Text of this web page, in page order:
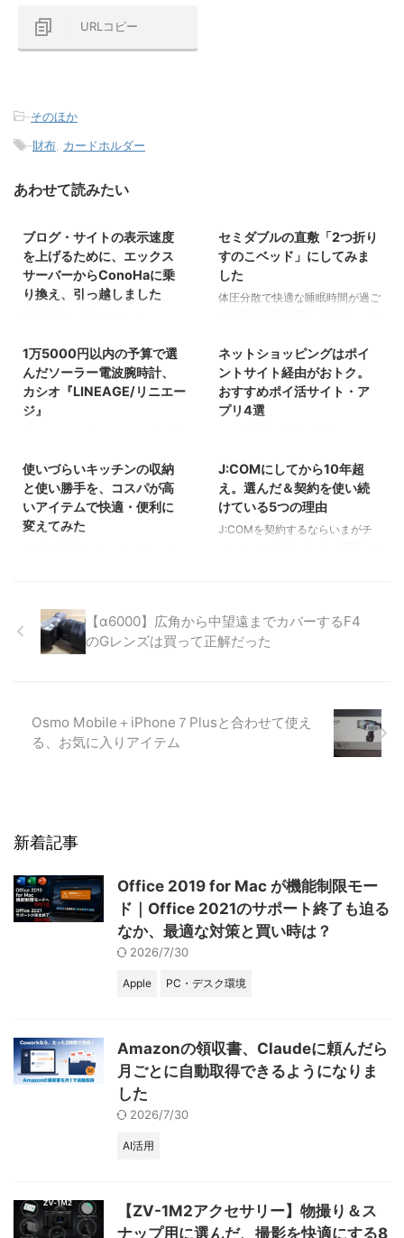
URLコピー
-そのほか
-財布 カードホルダー
あわせて読みたい
そのほか
ブログ・サイトの表示速度
を上げるために、エックス
サーバーからConoHaに乗
り換え、引っ越しました
ーからConoHa WINGに乗り換え
ました。
そのほか
セミダブルの直敷「2つ折り
すのこベッド」にしてみま
した
体圧分散で快適な睡眠時間が過ご
ームではなく、床の上に直に敷く
「すのこベッド」を購入しまし
た。 キリ材、ヒノキ材。2つ折
り、3つ折り、4つ折り、ロール
ようか迷いましたが、選んだのは
「布団が干せる軽量桐すのこベッ
ド スタンド式 セミダブル ECZ-
310」です。 なぜ、この商品にし
たのか… 簡単にまとめてみまし
そのほか
1万5000円以内の予算で選
んだソーラー電波腕時計、
カシオ『LINEAGE/リニエー
ジ』
週間もかかると言われたので、そ
の間に使用するためにもうひとつ
ぐらい買っておくかなと思い、カ
シオのタフソーラー・電波腕時計
ネーションの「LCW-M100D-
1AJF」です。 電池交換不要+国
内外で安心・安価な腕時計を探し
て、時刻が ...
そのほか
ネットショッピングはポイ
ントサイト経由がおトク。
おすすめポイ活サイト・ア
プリ4選
介。買い物をするだけでポイント
が貯まる・使える方法とは？
そのほか
使いづらいキッチンの収納
と使い勝手を、コスパが高
いアイテムで快適・便利に
変えてみた
善点が見つかり、使い勝手をよく
するために手を加えることになり
ます。 そこで本記事では、ノー
します。 キッチンの使いづらさ
を感じている方の参考になれば幸
るなと思っていました ...
そのほか
J:COMにしてから10年超
え。選んだ＆契約を使い続
けている5つの理由
J:COMを契約するならいまがチ
【α6000】広角から中望遠までカバーするF4
のGレンズは買って正解だった
Osmo Mobile＋iPhone７Plusと合わせて使え
る、お気に入りアイテム
新着記事
Office 2019 for Mac が機能制限モー
ド｜Office 2021のサポート終了も迫る
なか、最適な対策と買い時は？
2026/7/30
Apple PC・デスク環境
Amazonの領収書、Claudeに頼んだら
月ごとに自動取得できるようになりま
した
2026/7/30
AI活用
【ZV-1M2アクセサリー】物撮り＆ス
ナップ用に選んだ、撮影を快適にする8